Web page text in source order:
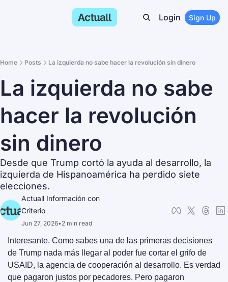
Login Sign Up
Home Posts La izquierda no sabe hacer la revolución sin dinero
La izquierda no sabe
hacer la revolución
sin dinero
Desde que Trump cortó la ayuda al desarrollo, la
izquierda de Hispanoamérica ha perdido siete
elecciones.
Actuall Información con
Criterio
Jun 27, 2026•2 min read
Interesante. Como sabes una de las primeras decisiones
de Trump nada más llegar al poder fue cortar el grifo de
USAID, la agencia de cooperación al desarrollo. Es verdad
que pagaron justos por pecadores. Pero pagaron